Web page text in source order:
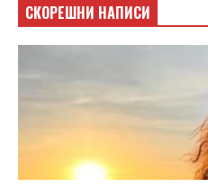
СКОРЕШНИ НАПИСИ